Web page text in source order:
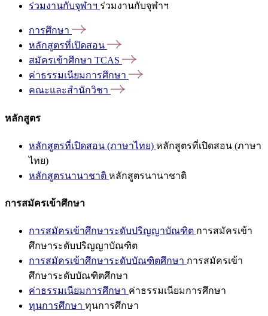
ร่วมงานกับจุฬาฯ ร่วมงานกับจุฬาฯ
การศึกษา
หลักสูตรที่เปิดสอน
สมัครเข้าศึกษา TCAS
ค่าธรรมเนียมการศึกษา
คณะและสำนักวิชา
หลักสูตร
หลักสูตรที่เปิดสอน (ภาษาไทย) หลักสูตรที่เปิดสอน (ภาษา
ไทย)
หลักสูตรนานาชาติ หลักสูตรนานาชาติ
การสมัครเข้าศึกษา
การสมัครเข้าศึกษาระดับปริญญาบัณฑิต การสมัครเข้า
ศึกษาระดับปริญญาบัณฑิต
การสมัครเข้าศึกษาระดับบัณฑิตศึกษา การสมัครเข้า
ศึกษาระดับบัณฑิตศึกษา
ค่าธรรมเนียมการศึกษา ค่าธรรมเนียมการศึกษา
ทุนการศึกษา ทุนการศึกษา